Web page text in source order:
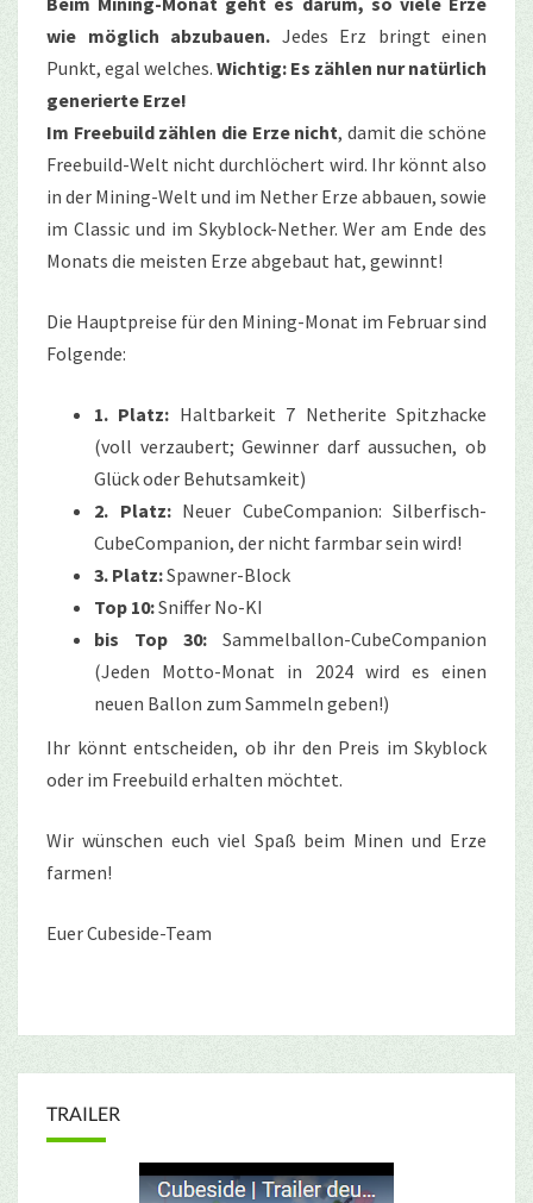
wie möglich abzubauen. Jedes Erz bringt einen
Punkt, egal welches. Wichtig: Es zählen nur natürlich
generierte Erze!
Im Freebuild zählen die Erze nicht, damit die schöne
Freebuild-Welt nicht durchlöchert wird. Ihr könnt also
in der Mining-Welt und im Nether Erze abbauen, sowie
im Classic und im Skyblock-Nether. Wer am Ende des
Monats die meisten Erze abgebaut hat, gewinnt!
Die Hauptpreise für den Mining-Monat im Februar sind
Folgende:
1. Platz: Haltbarkeit 7 Netherite Spitzhacke
(voll verzaubert; Gewinner darf aussuchen, ob
Glück oder Behutsamkeit)
2. Platz:Neuer CubeCompanion: Silberfisch-
CubeCompanion, der nicht farmbar sein wird!
3. Platz:Spawner-Block
Top 10:Sniffer No-KI
bis Top 30: Sammelballon-CubeCompanion
(Jeden Motto-Monat in 2024 wird es einen
neuen Ballon zum Sammeln geben!)
Ihr könnt entscheiden, ob ihr den Preis im Skyblock
oder im Freebuild erhalten möchtet.
Wir wünschen euch viel Spaß beim Minen und Erze
farmen!
Euer Cubeside-Team
TRAILER